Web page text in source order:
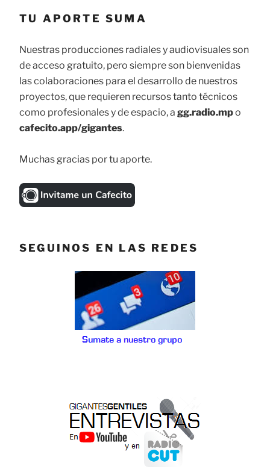
TU APORTE SUMA
Nuestras producciones radiales y audiovisuales son
de acceso gratuito, pero siempre son bienvenidas
las colaboraciones para el desarrollo de nuestros
proyectos, que requieren recursos tanto técnicos
como profesionales y de espacio, a gg.radio.mpo
cafecito.app/gigantes.
Muchas gracias por tu aporte.
SEGUINOS EN LAS REDES